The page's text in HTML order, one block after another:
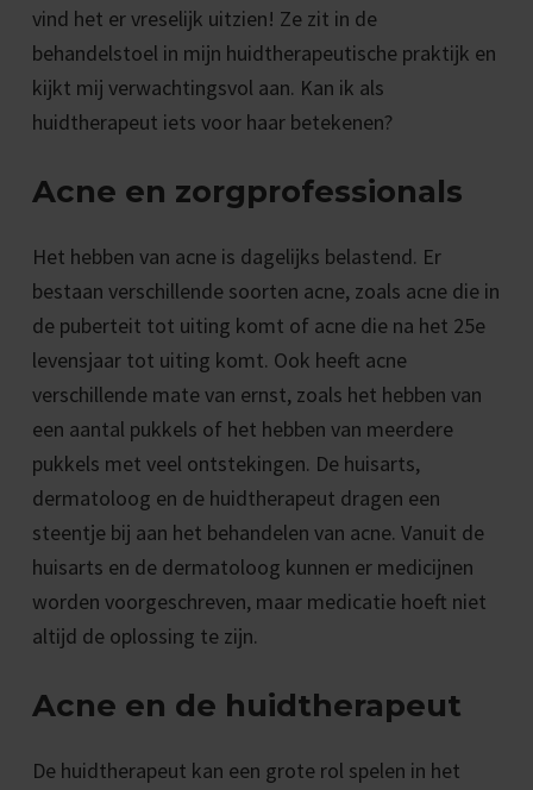
vind het er vreselijk uitzien! Ze zit in de
behandelstoel in mijn huidtherapeutische praktijk en
kijkt mij verwachtingsvol aan. Kan ik als
huidtherapeut iets voor haar betekenen?
Acne en zorgprofessionals
Het hebben van acne is dagelijks belastend. Er
bestaan verschillende soorten acne, zoals acne die in
de puberteit tot uiting komt of acne die na het 25e
levensjaar tot uiting komt. Ook heeft acne
verschillende mate van ernst, zoals het hebben van
een aantal pukkels of het hebben van meerdere
pukkels met veel ontstekingen. De huisarts,
dermatoloog en de huidtherapeut dragen een
steentje bij aan het behandelen van acne. Vanuit de
huisarts en de dermatoloog kunnen er medicijnen
worden voorgeschreven, maar medicatie hoeft niet
altijd de oplossing te zijn.
Acne en de huidtherapeut
De huidtherapeut kan een grote rol spelen in het